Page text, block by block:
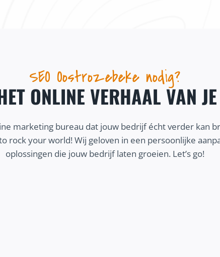
SEO Oostrozebeke nodig?
ONLINE VERHAAL VAN
marketing bureau dat jouw bedrijf écht verder kan
rock your world! Wij geloven in een persoonlijke
oplossingen die jouw bedrijf laten groeien. Let’s go!